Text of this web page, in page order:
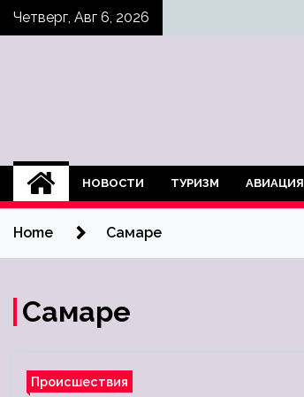
SkipЧетверг, Авг 6, 2026
НОВОСТИ ТУРИЗМ АВИАЦИЯ
Home Самаре
Самаре
Происшествия